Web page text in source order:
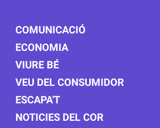
COMUNICACIÓ
ECONOMIA
VIURE BÉ
VEU DEL CONSUMIDOR
ESCAPA'T
NOTICIES DEL COR